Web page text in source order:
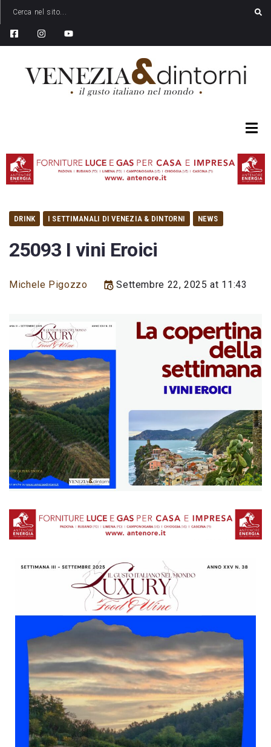
DRINK I SETTIMANALI DI VENEZIA & DINTORNI NEWS
25093 I vini Eroici
Michele Pigozzo Settembre 22, 2025 at 11:43